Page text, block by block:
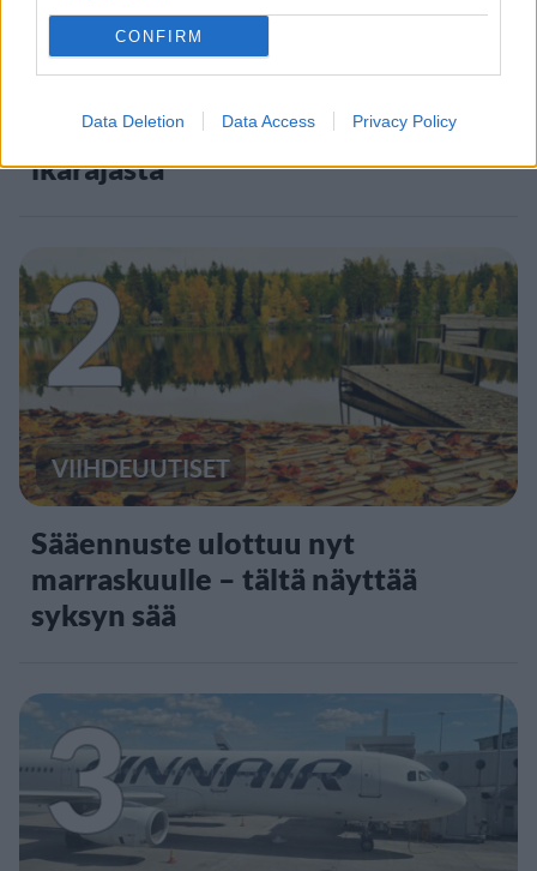
CONFIRM
Data Deletion Data Access Privacy Policy
UUTISET
Kela muistuttaa tärkeästä
ikärajasta
2
VIIHDEUUTISET
Sääennuste ulottuu nyt
marraskuulle – tältä näyttää
syksyn sää
3